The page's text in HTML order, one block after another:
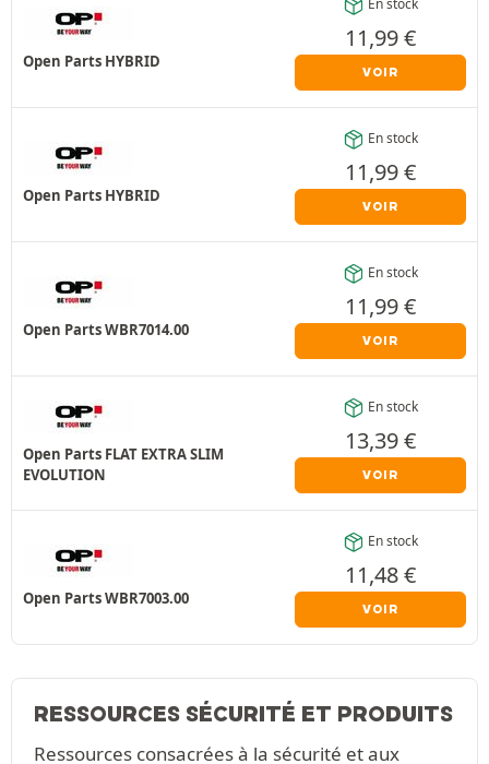
Open Parts HYBRID
En stock
11,99€
VOIR
Open Parts HYBRID
En stock
11,99€
VOIR
Open Parts WBR7014.00
En stock
11,99€
VOIR
Open Parts FLAT EXTRA SLIM
EVOLUTION
En stock
13,39€
VOIR
Open Parts WBR7003.00
En stock
11,48€
VOIR
RESSOURCES SÉCURITÉ ET PRODUITS
Ressources consacrées à la sécurité et aux